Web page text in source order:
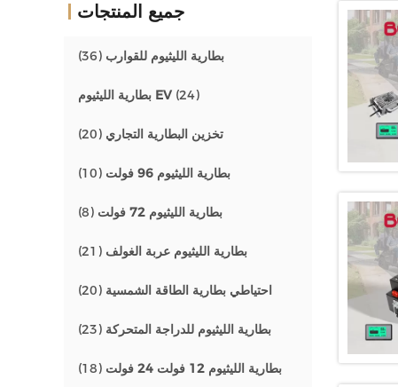
جميع المنتجات
بطارية الليثيوم للقوارب (36)
بطارية الليثيوم EV (24)
تخزين البطارية التجاري (20)
بطارية الليثيوم 96 فولت (10)
بطارية الليثيوم 72 فولت (8)
بطارية الليثيوم عربة الغولف (21)
احتياطي بطارية الطاقة الشمسية (20)
بطارية الليثيوم للدراجة المتحركة (23)
بطارية الليثيوم 12 فولت 24 فولت (18)